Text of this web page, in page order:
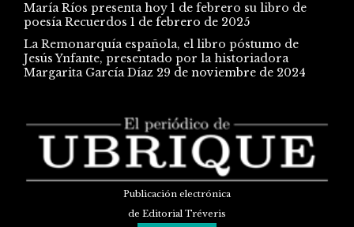
María Ríos presenta hoy 1 de febrero su libro de
poesía Recuerdos 1 de febrero de 2025
La Remonarquía española, el libro póstumo de
Jesús Ynfante, presentado por la historiadora
Margarita García Díaz 29 de noviembre de 2024
Publicación electrónica
de Editorial Tréveris